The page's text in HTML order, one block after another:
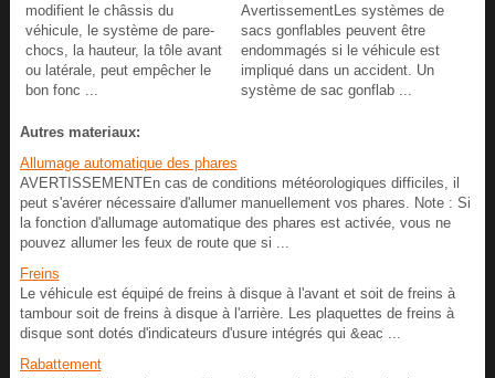
modifient le châssis du
véhicule, le système de pare-
chocs, la hauteur, la tôle avant
ou latérale, peut empêcher le
bon fonc ...
AvertissementLes systèmes de
sacs gonflables peuvent être
endommagés si le véhicule est
impliqué dans un accident. Un
système de sac gonflab ...
Autres materiaux:
Allumage automatique des phares
AVERTISSEMENTEn cas de conditions météorologiques difficiles, il
peut s'avérer nécessaire d'allumer manuellement vos phares. Note : Si
la fonction d'allumage automatique des phares est activée, vous ne
pouvez allumer les feux de route que si ...
Freins
Le véhicule est équipé de freins à disque à l'avant et soit de freins à
tambour soit de freins à disque à l'arrière. Les plaquettes de freins à
disque sont dotés d'indicateurs d'usure intégrés qui &eac ...
Rabattement